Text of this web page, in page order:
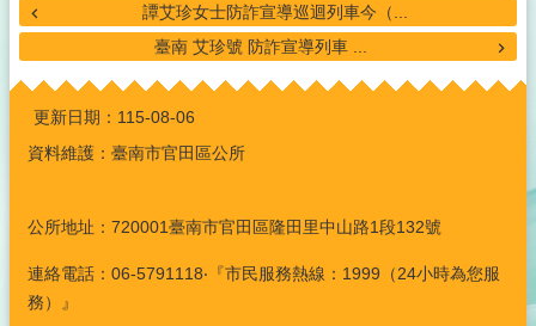
譚艾珍女士防詐宣導巡迴列車今（...
臺南 艾珍號 防詐宣導列車 ...
:::
更新日期： 115-08-06
資料維護：臺南市官田區公所
公所地址：720001臺南市官田區隆田里中山路1段132號
連絡電話：06-5791118‧『市民服務熱線：1999（24小時為您服
務）』